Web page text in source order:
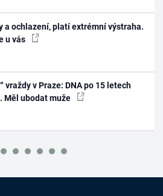
a ochlazení, platí extrémní výstraha.
u vás
vraždy v Praze: DNA po 15 letech
Měl ubodat muže